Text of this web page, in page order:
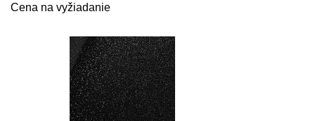
Cena na vyžiadanie